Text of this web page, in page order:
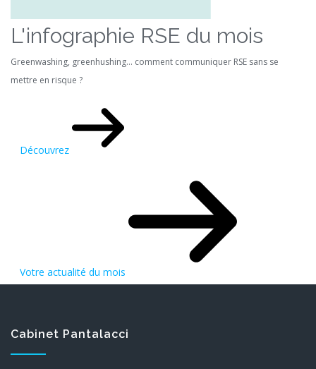
L'infographie RSE du mois
Greenwashing, greenhushing… comment communiquer RSE sans se
mettre en risque ?
Découvrez
Votre actualité du mois
Cabinet Pantalacci